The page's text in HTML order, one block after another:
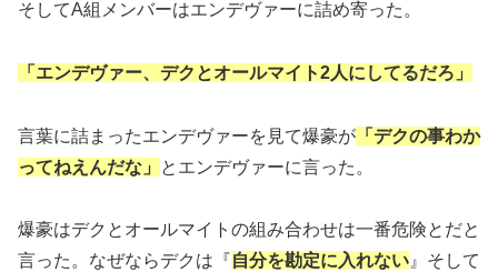
そしてA組メンバーはエンデヴァーに詰め寄った。
「エンデヴァー、デクとオールマイト2人にしてるだろ」
言葉に詰まったエンデヴァーを見て爆豪が 「デクの事わか
ってねえんだな」
とエンデヴァーに言った。
爆豪はデクとオールマイトの組み合わせは一番危険とだと
言った。なぜならデクは『 自分を勘定に入れない』そして